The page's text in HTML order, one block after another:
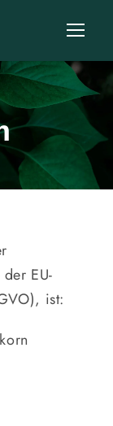
EU-
ist: